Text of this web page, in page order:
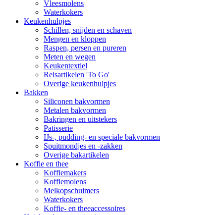
Vleesmolens
Waterkokers
Keukenhulpjes
Schillen, snijden en schaven
Mengen en kloppen
Raspen, persen en pureren
Meten en wegen
Keukentextiel
Reisartikelen 'To Go'
Overige keukenhulpjes
Bakken
Siliconen bakvormen
Metalen bakvormen
Bakringen en uitstekers
Patisserie
IJs-, pudding- en speciale bakvormen
Spuitmondjes en -zakken
Overige bakartikelen
Koffie en thee
Koffiemakers
Koffiemolens
Melkopschuimers
Waterkokers
Koffie- en theeaccessoires